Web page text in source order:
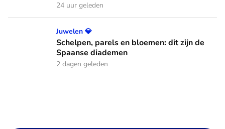
24 uur geleden
Schelpen, parels en bloemen: dit zijn de Spaanse diademen
Juwelen 💎
Schelpen, parels en bloemen: dit zijn de
Spaanse diademen
2 dagen geleden